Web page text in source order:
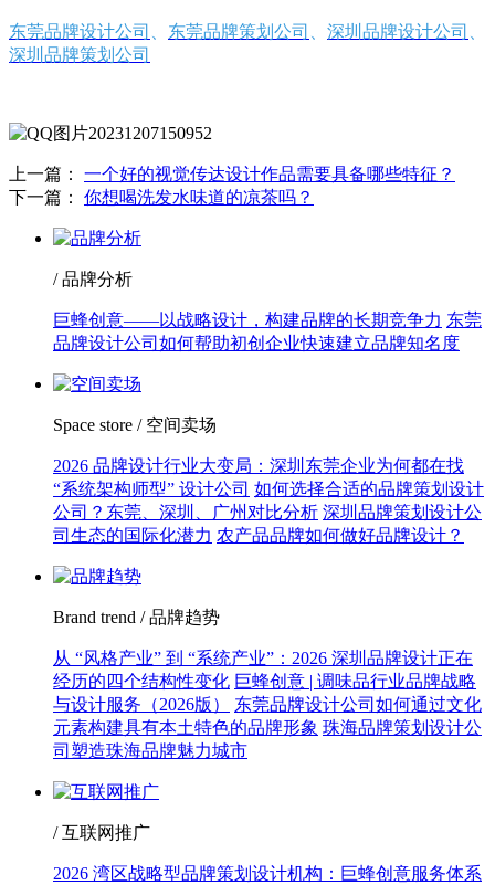
东莞品牌设计公司 东莞品牌策划公司 深圳品牌设计公司
深圳品牌策划公司
上一篇： 一个好的视觉传达设计作品需要具备哪些特征？
下一篇： 你想喝洗发水味道的凉茶吗？
/ 品牌分析
巨蜂创意——以战略设计，构建品牌的长期竞争力 东莞
品牌设计公司如何帮助初创企业快速建立品牌知名度
Space store / 空间卖场
2026 品牌设计行业大变局：深圳东莞企业为何都在找
“系统架构师型” 设计公司 如何选择合适的品牌策划设计
公司？东莞、深圳、广州对比分析 深圳品牌策划设计公
司生态的国际化潜力 农产品品牌如何做好品牌设计？
Brand trend / 品牌趋势
从 “风格产业” 到 “系统产业”：2026 深圳品牌设计正在
经历的四个结构性变化 巨蜂创意 | 调味品行业品牌战略
与设计服务（2026版）
东莞品牌设计公司如何通过文化
元素构建具有本土特色的品牌形象 珠海品牌策划设计公
司塑造珠海品牌魅力城市
/ 互联网推广
2026 湾区战略型品牌策划设计机构：巨蜂创意服务体系